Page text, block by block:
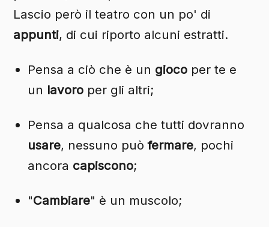
Lascio però il teatro con un po' di
appunti, di cui riporto alcuni estratti.
Pensa a ciò che è un gioco per te e
un lavoro per gli altri;
Pensa a qualcosa che tutti dovranno
usare, nessuno puòfermare, pochi
ancora capiscono;
"Cambiare" è un muscolo;